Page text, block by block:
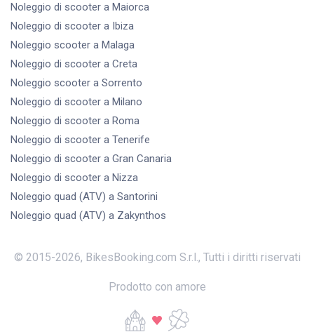
Noleggio di scooter a Maiorca
Noleggio di scooter a Ibiza
Noleggio scooter a Malaga
Noleggio di scooter a Creta
Noleggio scooter a Sorrento
Noleggio di scooter a Milano
Noleggio di scooter a Roma
Noleggio di scooter a Tenerife
Noleggio di scooter a Gran Canaria
Noleggio di scooter a Nizza
Noleggio quad (ATV) a Santorini
Noleggio quad (ATV) a Zakynthos
© 2015-2026, BikesBooking.com S.r.l., Tutti i diritti riservati
Prodotto con amore